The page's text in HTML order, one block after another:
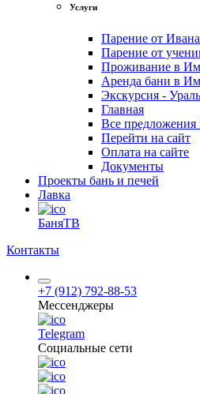
Услуги
Парение от
Парение от
Проживание в
Аренда бани в
Экскурсия -
Главная
Все предложения
Перейти на сайт
Оплата на сайте
Документы
Проекты бань и печей
Лавка
БаняТВ
Контакты
+7 (912) 792-88-53
Мессенджеры
Telegram
Социальные сети